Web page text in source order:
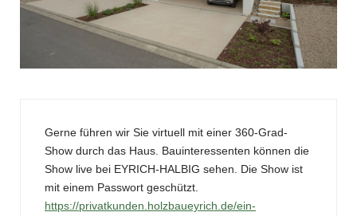
Gerne führen wir Sie virtuell mit einer 360-Grad-
Show durch das Haus. Bauinteressenten können die
Show live bei EYRICH-HALBIG sehen. Die Show ist
mit einem Passwort geschützt.
https://privatkunden.holzbaueyrich.de/ein-